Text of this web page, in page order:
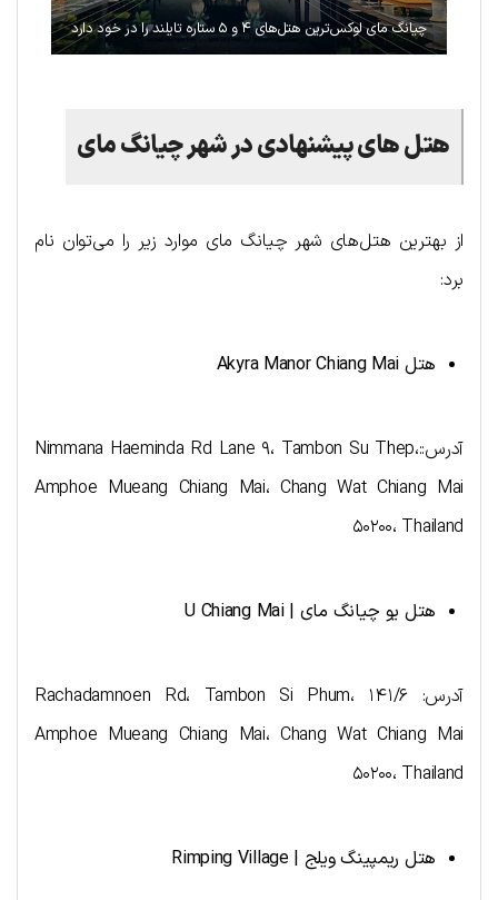
چیانگ مای لوکس‌ترین هتل‌های ۴ و ۵ ستاره تایلند را در خود دارد
هتل های پیشنهادی در شهر چیانگ مای
از بهترین هتل‌های شهر چیانگ مای موارد زیر را می‌توان نام
برد:
هتل Akyra Manor Chiang Mai
آدرس::Nimmana Haeminda Rd Lane ۹، Tambon Su Thep،
Amphoe Mueang Chiang Mai، Chang Wat Chiang Mai
۵۰۲۰۰، Thailand
هتل یو چیانگ مای |U Chiang Mai
آدرس: ۱۴۱/۶ Rachadamnoen Rd، Tambon Si Phum،
Amphoe Mueang Chiang Mai، Chang Wat Chiang Mai
۵۰۲۰۰، Thailand
هتل ریمپینگ ویلج |Rimping Village